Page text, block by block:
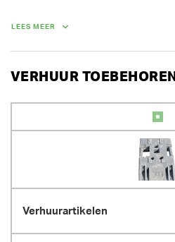
verkeersborden, geniet je 30 % korting.
LEES MEER
VERHUUR TOEBEHOREN